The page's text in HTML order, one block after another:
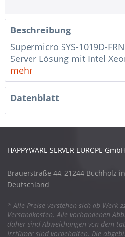
Beschreibung
Supermicro SYS-1019D-
Server Lösung mit Intel
mehr
Datenblatt
HAPPYWARE SERVER EUROPE GmbH
Brauerstraße 44, 21244 Buchholz
Deutschland
* Alle Preise verstehen sich ab Werk
Versandkosten. Alle vorhandenen
daher sind Abweichungen von dem
Irrtümer sind vorbehalten. Die